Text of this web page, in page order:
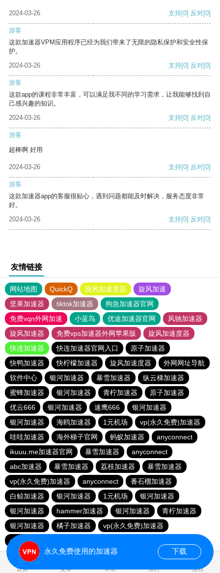
2024-03-26 支持[0] 反对[0]
游客
这款加速器VPM应用程序已经为我们带来了无限的隐私保护和安全性保
护。
2024-03-26
支持[0] 反对[0]
游客
这款app的课程非常丰富，可以满足我不同的学习需求，让我能够找到自
己感兴趣的知识。
2024-03-26
支持[0] 反对[0]
游客
超棒啊 好用
2024-03-26 支持[0] 反对[0]
游客
这款加速器app的客服很贴心，遇到问题都能及时解决，服务态度非常
好。
2024-03-26
支持[0] 反对[0]
友情链接
网站地图 QuickQ 旋风加速度器
旋风加速
坚果加速器
tiktok加速器
狗急加速器官网
免费vqn外网加速
小蓝鸟 优途加速器官网
风驰加速器
旋风加速器
免费vps加速器外网苹果版
旋风加速度器
快连加速器
快连加速器官网入口
原子加速器
快鸭加速器
快柠檬加速器 旋风加速度器
外网网址导航
软件中心
银河加速器 暴雪加速器
纵云梯加速器
蜜蜂加速器
银河加速器 青柠加速器
原子加速器
优云666
银河加速器 速鹰666
银河加速器
银河加速器
海鸥加速器 1元机场
vp(永久免费)加速器
哇哇加速器
海外梯子官网 蚂蚁加速器
anyconnect
ikuuu.me加速器官网
暴雪加速器
anyconnect
abc加速器
暴雪加速器 荔枝加速器
暴雪加速器
vp(永久免费)加速器
anyconnect
番石榴加速器
白鲸加速器
银河加速器 1元机场
银河加速器
银河加速器
hammer加速器 银河加速器
青柠加速器
银河加速器
橘子加速器
vp(永久免费)加速器
anyconnect
首页 安卓 苹果 排行 推荐
永久免费使用的加速器 下载
1.558391s